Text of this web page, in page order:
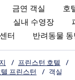
금연 객실
호
실내 수영장
터
반려동물
/ 프린스턴 호텔
/
프린스턴
/ 객실